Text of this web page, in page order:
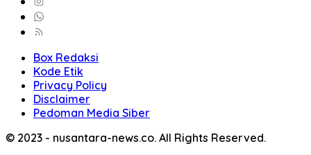
Box Redaksi
Kode Etik
Privacy Policy
Disclaimer
Pedoman Media Siber
© 2023 - nusantara-news.co. All Rights Reserved.